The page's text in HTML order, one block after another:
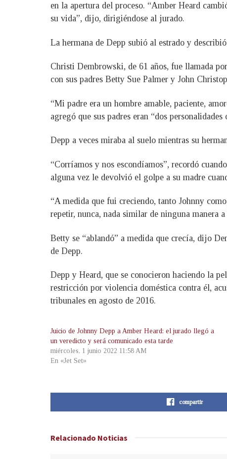
en la apertura del proceso. “Amber Heard
su vida”, dijo, dirigiéndose al jurado.
La hermana de Depp subió al estrado y
Christi Dembrowski, de 61 años, fue llamada
con sus padres Betty Sue Palmer y John
“Mi padre era un hombre amable, paciente,
agregó que sus padres eran “dos
Depp a veces miraba al suelo mientras su
“Corríamos y nos escondíamos”, recordó
alguna vez le devolvió el golpe a su madre
“A medida que fui creciendo, tanto Johnny
repetir, nunca, nada similar de ninguna manera
Betty se “ablandó” a medida que crecía, dijo
de Depp.
Depp y Heard, que se conocieron haciendo la
restricción por violencia doméstica contra él,
tribunales en agosto de 2016.
Juicio de Johnny Depp a Amber Heard: el jurado llegó a
un veredicto y será comunicado esta tarde
miércoles, 1 junio 2022 11:58 AM
En «Jet Set»
compartir
Relacionado Noticias